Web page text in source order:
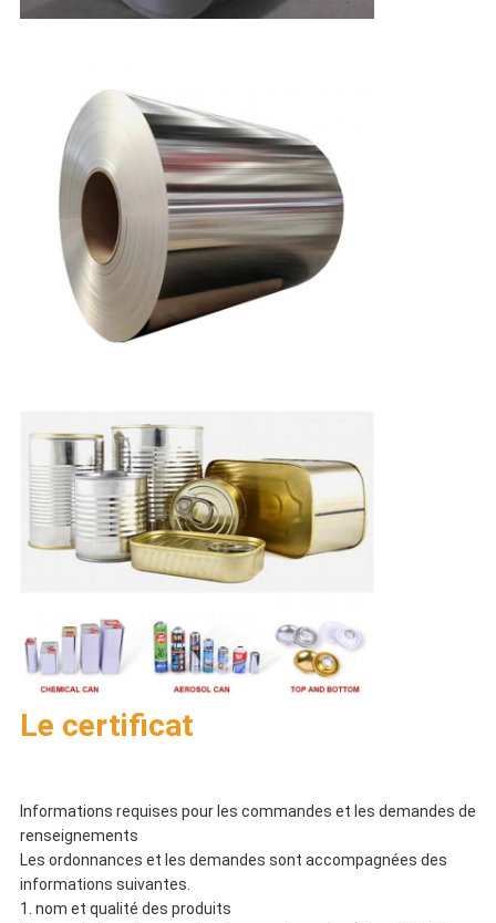
Le certificat
Informations requises pour les commandes et les demandes de
renseignements
Les ordonnances et les demandes sont accompagnées des
informations suivantes.
1. nom et qualité des produits